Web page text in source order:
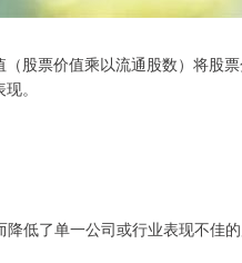
股票价值乘以流通股数）将股
。
低了单一公司或行业表现不佳的